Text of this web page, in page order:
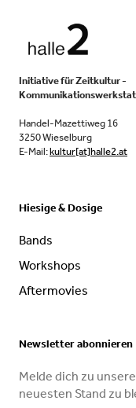
Initiative für Zeitkultur -
Handel-Mazettiweg 16
3250 Wieselburg
E-Mail:kultur[at]halle2.at
Hiesige & Dosige
Bands
Workshops
Aftermovies
Newsletter abonnieren
Melde dich zu
neuesten Stand zu